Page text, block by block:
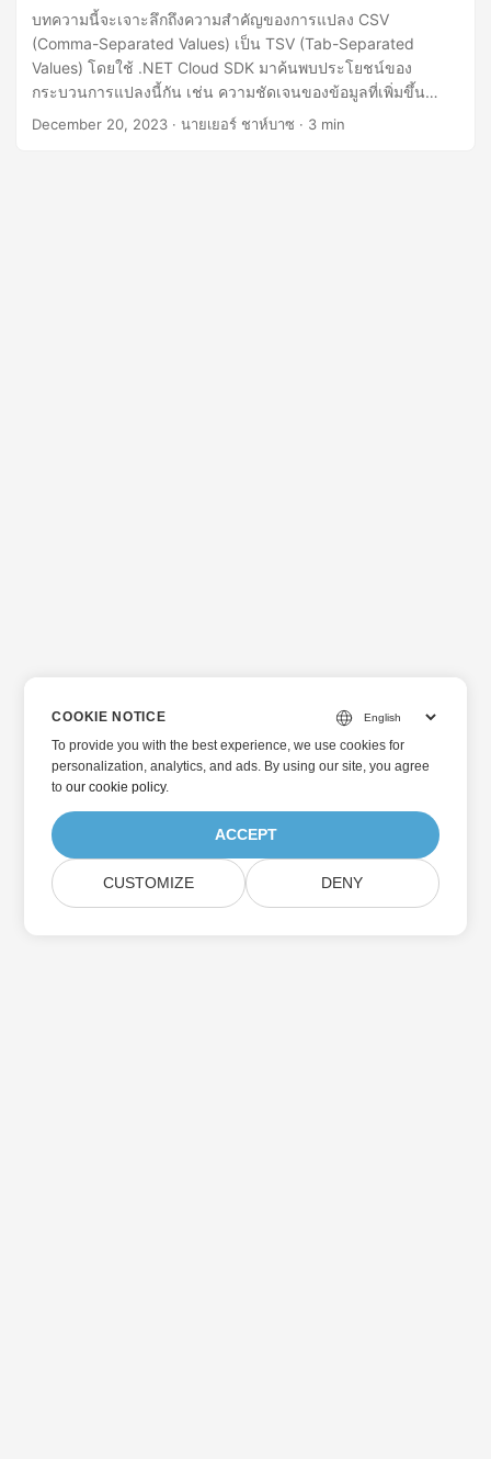
บทความนี้จะเจาะลึกถึงความสำคัญของการแปลง CSV
(Comma-Separated Values) เป็น TSV (Tab-Separated
Values) โดยใช้ .NET Cloud SDK มาค้นพบประโยชน์ของ
กระบวนการแปลงนี้กัน เช่น ความชัดเจนของข้อมูลที่เพิ่มขึ้น
ความเข้ากันได้ที่ดีขึ้นกับแอปพลิเคชันต่างๆ และการวิเคราะห์
December 20, 2023 · นายเยอร์ ชาห์บาซ · 3 min
COOKIE NOTICE
To provide you with the best experience, we use cookies for
personalization, analytics, and ads. By using our site, you agree
toour cookie policy.
ACCEPT
CUSTOMIZE DENY